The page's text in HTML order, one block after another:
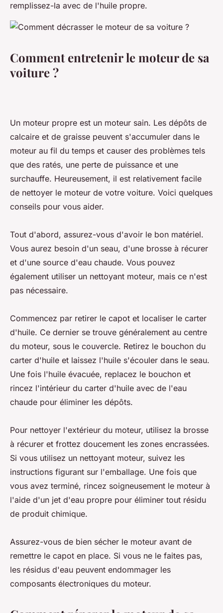
remplissez-la avec de l'huile propre.
Comment entretenir le moteur de sa
voiture ?
Un moteur propre est un moteur sain. Les dépôts de
calcaire et de graisse peuvent s'accumuler dans le
moteur au fil du temps et causer des problèmes tels
que des ratés, une perte de puissance et une
surchauffe. Heureusement, il est relativement facile
de nettoyer le moteur de votre voiture. Voici quelques
conseils pour vous aider.
Tout d'abord, assurez-vous d'avoir le bon matériel.
Vous aurez besoin d'un seau, d'une brosse à récurer
et d'une source d'eau chaude. Vous pouvez
également utiliser un nettoyant moteur, mais ce n'est
pas nécessaire.
Commencez par retirer le capot et localiser le carter
d'huile. Ce dernier se trouve généralement au centre
du moteur, sous le couvercle. Retirez le bouchon du
carter d'huile et laissez l'huile s'écouler dans le seau.
Une fois l'huile évacuée, replacez le bouchon et
rincez l'intérieur du carter d'huile avec de l'eau
chaude pour éliminer les dépôts.
Pour nettoyer l'extérieur du moteur, utilisez la brosse
à récurer et frottez doucement les zones encrassées.
Si vous utilisez un nettoyant moteur, suivez les
instructions figurant sur l'emballage. Une fois que
vous avez terminé, rincez soigneusement le moteur à
l'aide d'un jet d'eau propre pour éliminer tout résidu
de produit chimique.
Assurez-vous de bien sécher le moteur avant de
remettre le capot en place. Si vous ne le faites pas,
les résidus d'eau peuvent endommager les
composants électroniques du moteur.